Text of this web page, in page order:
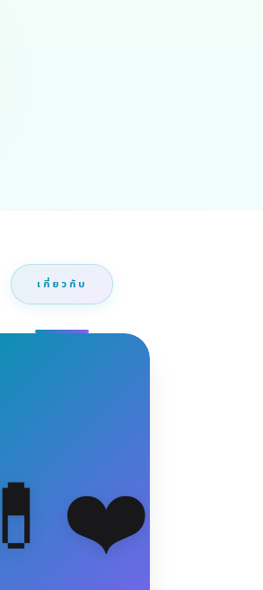
เกี่ยวกับ
💊❤️